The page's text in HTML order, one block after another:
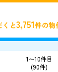
くと3,751件の物
1〜10件目
(90件)